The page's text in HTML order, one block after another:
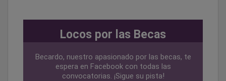
Locos por las Becas
Becardo, nuestro apasionado por las becas, te
espera en Facebook con todas las
convocatorias. ¡Sigue su pista!